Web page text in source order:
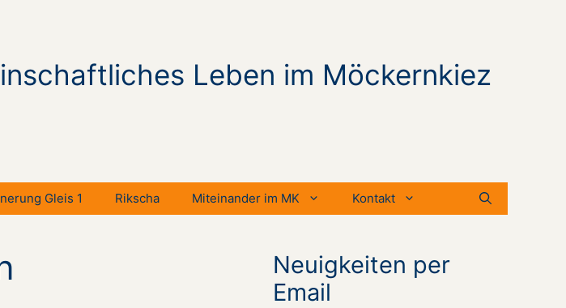
Leben im Möckernkiez
Gleis 1 Rikscha Miteinander im MK Kontakt
Neuigkeiten per
Email